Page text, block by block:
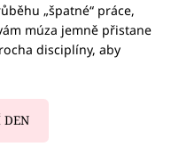
„špatné“ práce,
múza jemně přistane
disciplíny, aby
DEN